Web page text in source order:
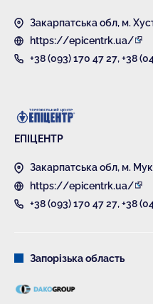
Закарпатська обл, м.
https://epicentrk.ua/
+38 (093) 170 47 27,+38
ЕПІЦЕНТР
Закарпатська обл, м.
https://epicentrk.ua/
+38 (093) 170 47 27,+38
Запорізька область